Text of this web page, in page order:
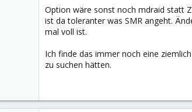
Option wäre sonst noch mdraid statt
ist da toleranter was SMR angeht.
mal voll ist.
Ich finde das immer noch eine
zu suchen hätten.